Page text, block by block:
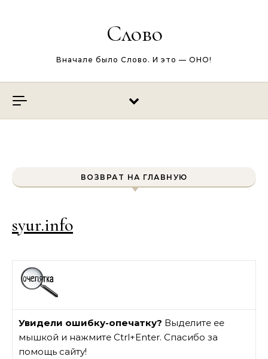
Слово
Вначале было Слово. И это — ОНО!
ВОЗВРАТ НА ГЛАВНУЮ
syur.info
Увидели ошибку-опечатку? Выделите ее
мышкой и нажмите Ctrl+Enter. Спасибо за
помощь сайту!